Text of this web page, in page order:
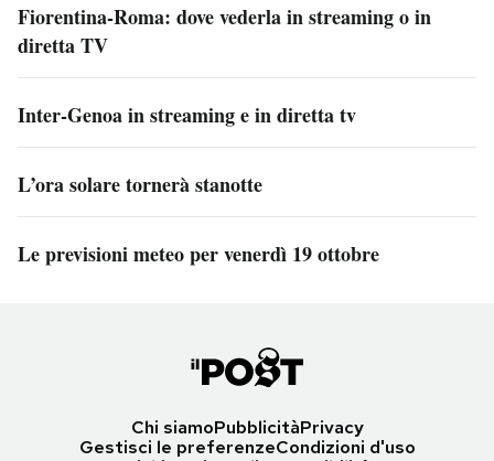
Fiorentina-Roma: dove vederla in streaming o in
diretta TV
Inter-Genoa in streaming e in diretta tv
L’ora solare tornerà stanotte
Le previsioni meteo per venerdì 19 ottobre
Chi siamoPubblicitàPrivacy
Gestisci le preferenzeCondizioni d'uso